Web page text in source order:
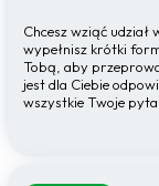
Chcesz wziąć
wypełnisz krótki
Tobą, aby
jest dla Ciebie
wszystkie Twoje